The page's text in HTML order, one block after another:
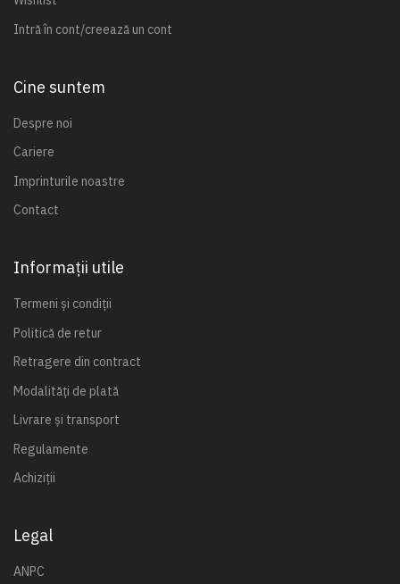
Intră în cont/creează un cont
Cine suntem
Despre noi
Cariere
Imprinturile noastre
Contact
Informații utile
Termeni și condiții
Politică de retur
Retragere din contract
Modalități de plată
Livrare și transport
Regulamente
Achiziții
Legal
ANPC